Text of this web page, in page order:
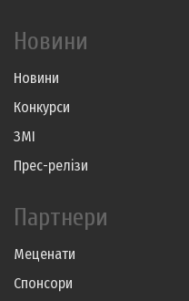
Новини
Новини
Конкурси
ЗМІ
Прес-релізи
Партнери
Меценати
Спонсори